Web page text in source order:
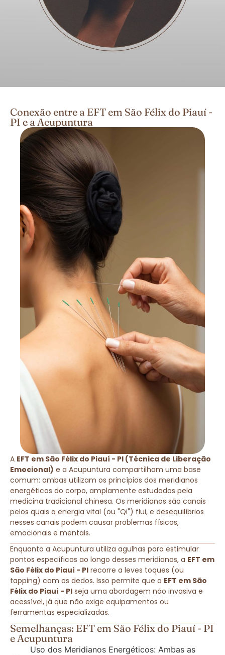
Conexão entre a EFT em São Félix do Piauí -
PI e a Acupuntura
A EFT em São Félix do Piauí - PI (Técnica de Liberação
Emocional) e a Acupuntura compartilham uma base
comum: ambas utilizam os princípios dos meridianos
energéticos do corpo, amplamente estudados pela
medicina tradicional chinesa. Os meridianos são canais
pelos quais a energia vital (ou "Qi") flui, e desequilíbrios
nesses canais podem causar problemas físicos,
emocionais e mentais.
Enquanto a Acupuntura utiliza agulhas para estimular
pontos específicos ao longo desses meridianos, a EFT em
São Félix do Piauí - PI recorre a leves toques (ou
tapping) com os dedos. Isso permite que a EFT em São
Félix do Piauí - PI seja uma abordagem não invasiva e
acessível, já que não exige equipamentos ou
ferramentas especializadas.
Semelhanças: EFT em São Félix do Piauí - PI
e Acupuntura
Uso dos Meridianos Energéticos: Ambas as